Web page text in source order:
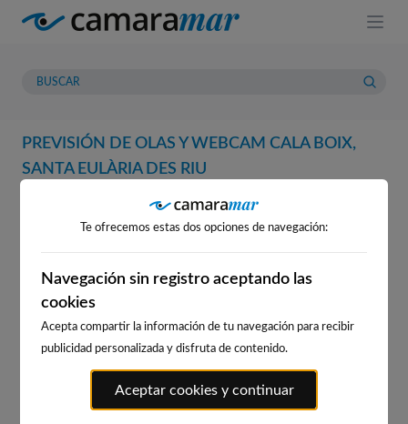
PREVISIÓN DE OLAS Y WEBCAM CALA BOIX,
SANTA EULÀRIA DES RIU
PREVISIÓN METEOROLOGÍA
WEBCAM CALA BOIX, SANTA
EULÀRIA DES RIU
WEBCAMS CERCANAS
Te ofrecemos estas dos opciones de navegación:
Navegación sin registro aceptando las
cookies
Acepta compartir la información de tu navegación para recibir
publicidad personalizada y disfruta de contenido.
Aceptar cookies y continuar